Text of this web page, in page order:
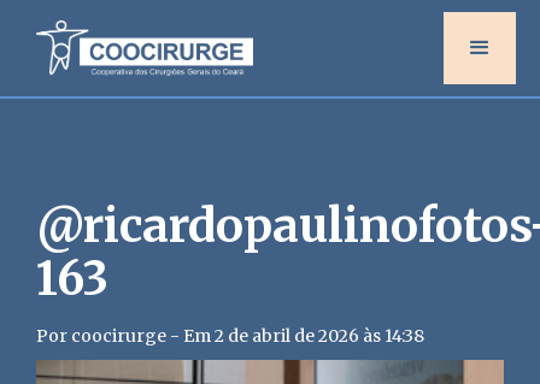
163
Por coocirurge - Em 2 de abril de 2026 às 14:38